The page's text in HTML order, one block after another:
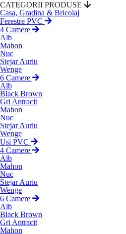
CATEGORII PRODUSE
Casa, Gradina & Bricolaj
Ferestre PVC
4 Camere
Alb
Mahon
Nuc
Stejar Auriu
Wenge
6 Camere
Alb
Black Brown
Gri Antracit
Mahon
Nuc
Stejar Auriu
Wenge
Usi PVC
4 Camere
Alb
Mahon
Nuc
Stejar Auriu
Wenge
6 Camere
Alb
Black Brown
Gri Antracit
Mahon